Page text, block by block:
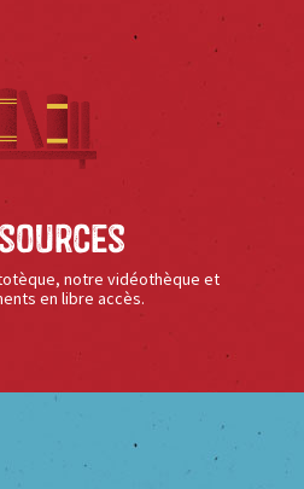
notre vidéothèque et
en libre accès.